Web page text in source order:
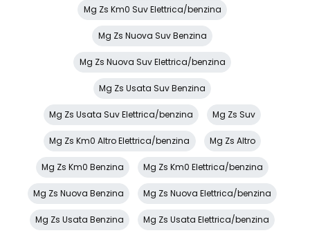
Mg Zs Km0 Suv Elettrica/benzina
Mg Zs Nuova Suv Benzina
Mg Zs Nuova Suv Elettrica/benzina
Mg Zs Usata Suv Benzina
Mg Zs Usata Suv Elettrica/benzina Mg Zs Suv
Mg Zs Km0 Altro Elettrica/benzina Mg Zs Altro
Mg Zs Km0 Benzina Mg Zs Km0 Elettrica/benzina
Mg Zs Nuova Benzina Mg Zs Nuova Elettrica/benzina
Mg Zs Usata Benzina Mg Zs Usata Elettrica/benzina